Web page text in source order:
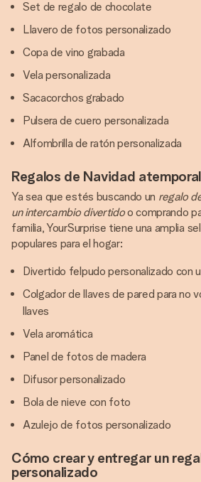
Set de regalo de chocolate
Llavero de fotos personalizado
Copa de vino grabada
Vela personalizada
Sacacorchos grabado
Pulsera de cuero personalizada
Alfombrilla de ratón personalizada
Regalos de Navidad
Ya sea que estés buscando un regalo
un intercambio divertidoo comprando
familia, YourSurprise tiene una amplia
populares para el hogar:
Divertido felpudo personalizado con
Colgador de llaves de pared para no
llaves
Vela aromática
Panel de fotos de madera
Difusor personalizado
Bola de nieve con foto
Azulejo de fotos personalizado
Cómo crear y entregar un
personalizado